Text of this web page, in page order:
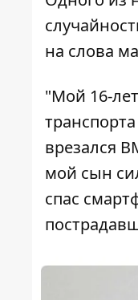
на слова
"Мой 16-
врезался
мой сын
спас